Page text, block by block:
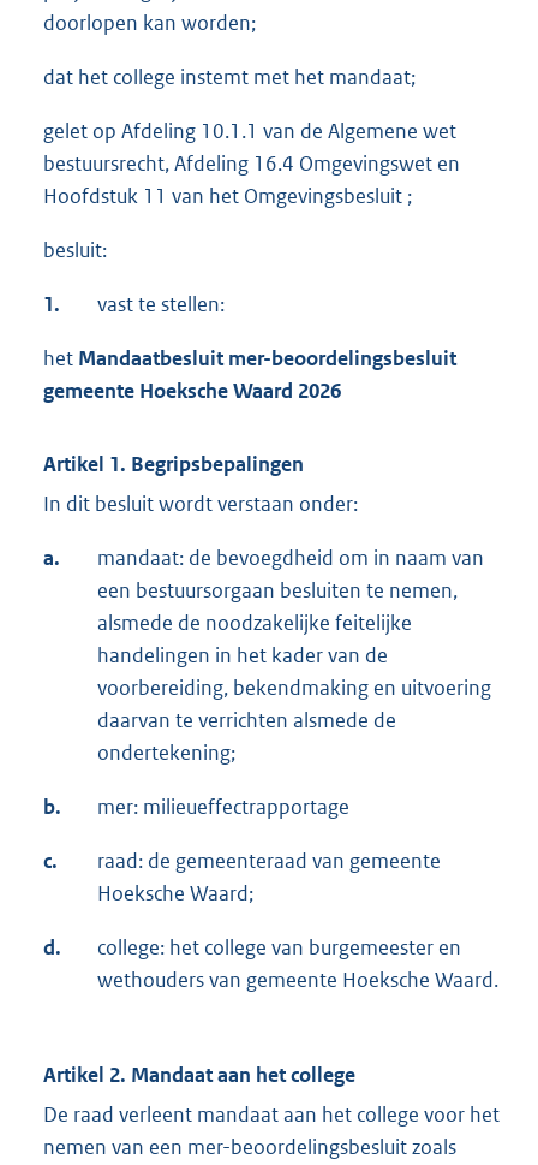
doorlopen kan worden;
dat het college instemt met het mandaat;
gelet op Afdeling 10.1.1 van de Algemene wet
bestuursrecht, Afdeling 16.4 Omgevingswet en
Hoofdstuk 11 van het Omgevingsbesluit ;
besluit:
1. vast te stellen:
het Mandaatbesluit mer-beoordelingsbesluit
gemeente Hoeksche Waard 2026
Artikel 1. Begripsbepalingen
In dit besluit wordt verstaan onder:
a.
mandaat: de bevoegdheid om in naam van
een bestuursorgaan besluiten te nemen,
alsmede de noodzakelijke feitelijke
handelingen in het kader van de
voorbereiding, bekendmaking en uitvoering
daarvan te verrichten alsmede de
ondertekening;
b. mer: milieueffectrapportage
c.
raad: de gemeenteraad van gemeente
Hoeksche Waard;
d.
college: het college van burgemeester en
wethouders van gemeente Hoeksche Waard.
Artikel 2. Mandaat aan het college
De raad verleent mandaat aan het college voor het
nemen van een mer-beoordelingsbesluit zoals